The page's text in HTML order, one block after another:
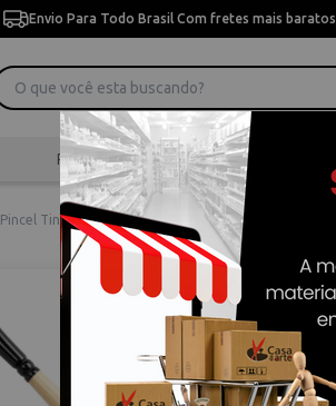
Envio Para Todo Brasil Com fretes mais baratos
Pincéis Desenho
Pincel Tintoretto Marte Filbert Serie 143 8